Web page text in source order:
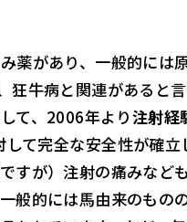
薬があり、一般的には
狂牛病と関連があると
て、2006年より注射経
て完全な安全性が確
すが）注射の痛みなど
般的には馬由来のもの